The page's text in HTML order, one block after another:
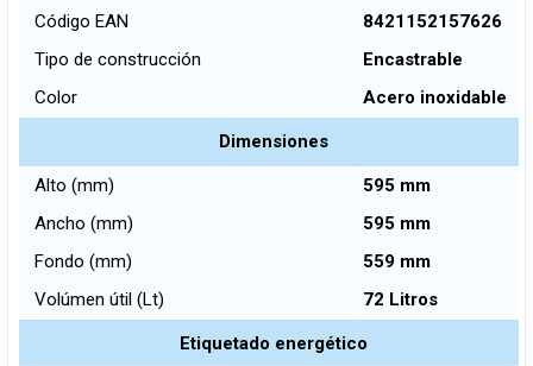
Código EAN
8421152157626
Tipo de construcción
Encastrable
Color
Acero inoxidable
Dimensiones
Alto (mm)
595 mm
Ancho (mm)
595 mm
Fondo (mm)
559 mm
Volúmen útil (Lt)
72 Litros
Etiquetado energético